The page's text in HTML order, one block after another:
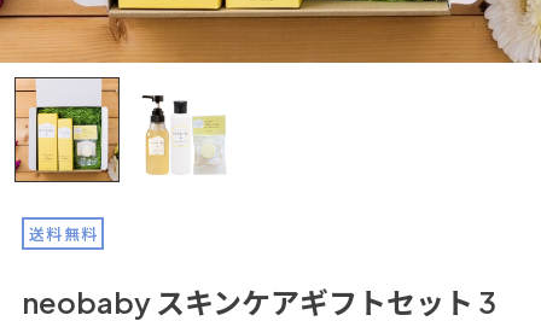
送料無料
neobaby スキンケアギフトセット 3